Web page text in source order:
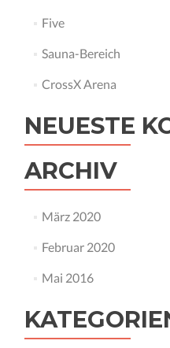
Five
Sauna-Bereich
CrossX Arena
NEUESTE
ARCHIV
März 2020
Februar 2020
Mai 2016